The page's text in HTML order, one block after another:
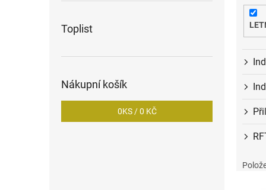
Toplist
Nákupní košík
0KS /0 KČ